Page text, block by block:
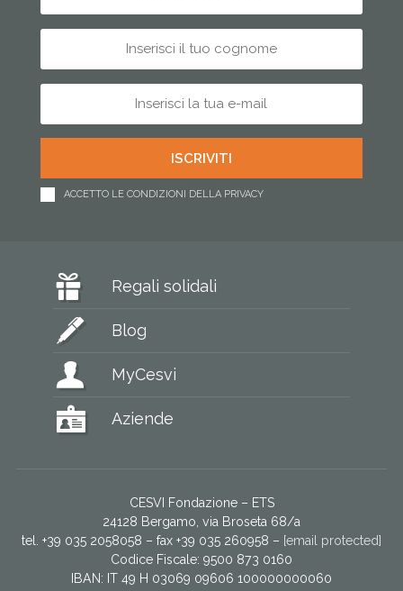
ACCETTO LE CONDIZIONI DELLA PRIVACY
Regali solidali
Blog
MyCesvi
Aziende
CESVI Fondazione – ETS
24128 Bergamo, via Broseta 68/a
tel. +39 035 2058058 – fax +39 035 260958 – [email protected]
Codice Fiscale: 9500 873 0160
IBAN: IT 49 H 03069 09606 100000000060